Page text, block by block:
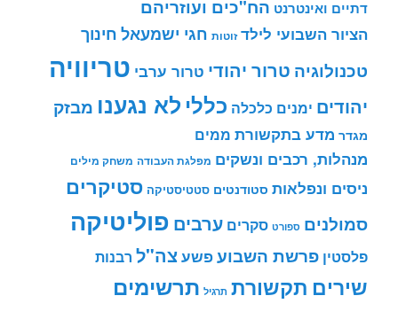
דתיים ואינטרנט הח"כים ועוזריהם
הציור השבועי לילד זוטות חגי ישמעאל חינוך
טכנולוגיה טרור יהודי טרור ערבי טריוויה
יהודים ימנים כלכלה כללי לא נגענו מבזק
מגדר מדע בתקשורת ממים
מנהלות, רכבים ונשקים מפלגת העבודה משחק מילים
ניסים ונפלאות סטודנטים סטטיסטיקה סטיקרים
סמולנים ספורט סקרים ערבים פוליטיקה
פלסטין פרשת השבועפשעצה"ל רבנות
שירים תקשורת תרגיל תרשימים